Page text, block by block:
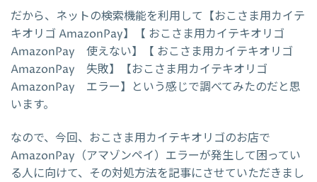
だから、ネットの検索機能を利用して【おこさま用カイテ
キオリゴ AmazonPay】【 おこさま用カイテキオリゴ
AmazonPay 使えない】【 おこさま用カイテキオリゴ
AmazonPay 失敗】【おこさま用カイテキオリゴ
AmazonPay エラー】という感じで調べてみたのだと思
います。
なので、今回、おこさま用カイテキオリゴのお店で
AmazonPay（アマゾンペイ）エラーが発生して困ってい
る人に向けて、その対処方法を記事にさせていただきまし